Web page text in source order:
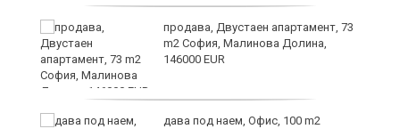
продава, Двустаен апартамент, 73
m2 София, Малинова Долина,
146000 EUR
дава под наем, Офис, 100 m2